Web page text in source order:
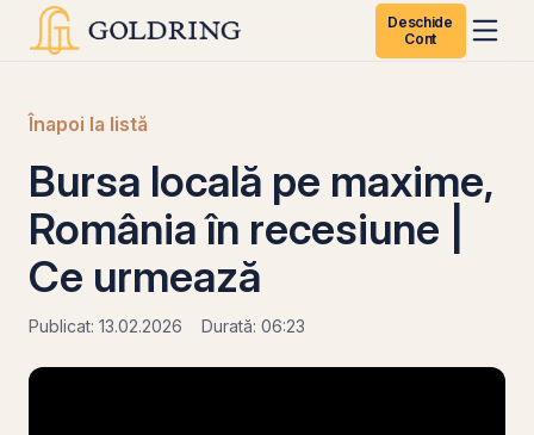
Deschide
Cont
Înapoi la listă
Bursa locală pe maxime,
România în recesiune |
Ce urmează
Publicat: 13.02.2026 Durată: 06:23